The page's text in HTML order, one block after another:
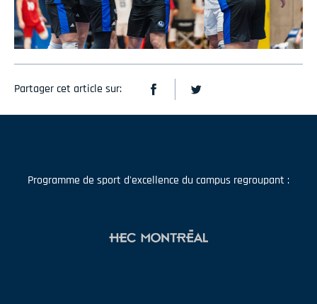
Partager cet article sur:
Programme de sport d'excellence du campus regroupant :